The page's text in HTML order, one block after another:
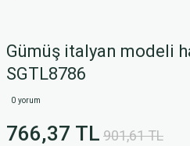
Gümüş italyan modeli
SGTL8786
0 yorum
766,37 TL 901,61 TL